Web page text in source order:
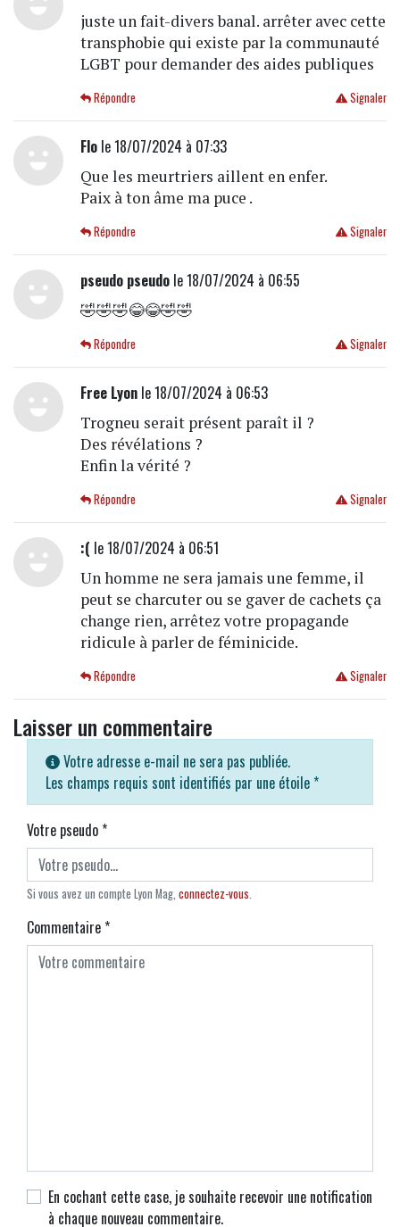
juste un fait-divers banal. arrêter avec cette
transphobie qui existe par la communauté
LGBT pour demander des aides publiques
Signaler
Répondre
Flole 18/07/2024 à 07:33
Que les meurtriers aillent en enfer.
Paix à ton âme ma puce .
Signaler
Répondre
pseudo pseudole 18/07/2024 à 06:55
🤣🤣🤣😂😂🤣🤣
Signaler
Répondre
Free Lyonle 18/07/2024 à 06:53
Trogneu serait présent paraît il ?
Des révélations ?
Enfin la vérité ?
Signaler
Répondre
:( le 18/07/2024 à 06:51
Un homme ne sera jamais une femme, il
peut se charcuter ou se gaver de cachets ça
change rien, arrêtez votre propagande
ridicule à parler de féminicide.
Signaler
Répondre
Laisser un commentaire
Votre adresse e-mail ne sera pas publiée.
Les champs requis sont identifiés par une étoile *
Votre pseudo*
Si vous avez un compte Lyon Mag, connectez-vous.
Commentaire*
En cochant cette case, je souhaite recevoir une notification
à chaque nouveau commentaire.